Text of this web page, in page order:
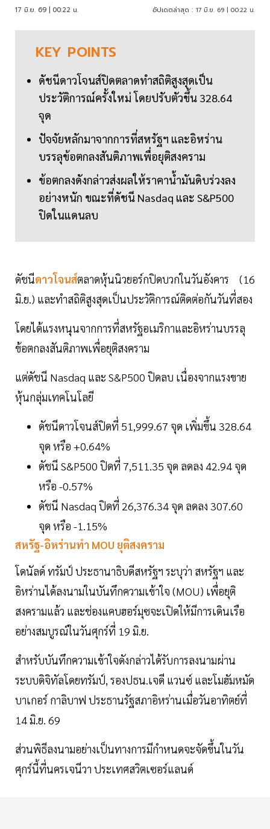
17 มิ.ย. 69 | 00:22 น. อัปเดตล่าสุด : 17 มิ.ย. 69 | 00:22 น.
KEY POINTS
ดัชนีดาวโจนส์ปิดตลาดทำสถิติสูงสุดเป็น
ประวัติการณ์ครั้งใหม่ โดยปรับตัวขึ้น 328.64
จุด
ปัจจัยหลักมาจากการที่สหรัฐฯ และอิหร่าน
บรรลุข้อตกลงสันติภาพเพื่อยุติสงคราม
ข้อตกลงดังกล่าวส่งผลให้ราคาน้ำมันดิบร่วงลง
อย่างหนัก ขณะที่ดัชนี Nasdaq และ S&P500
ปิดในแดนลบ
ดัชนีดาวโจนส์ตลาดหุ้นนิวยอร์กปิดบวกในวันอังคาร (16
มิ.ย.) และทำสถิติสูงสุดเป็นประวัติการณ์ติดต่อกันวันที่สอง
โดยได้แรงหนุนจากการที่สหรัฐอเมริกาและอิหร่านบรรลุ
ข้อตกลงสันติภาพเพื่อยุติสงคราม
แต่ดัชนี Nasdaq และ S&P500 ปิดลบ เนื่องจากแรงขาย
หุ้นกลุ่มเทคโนโลยี
ดัชนีดาวโจนส์ปิดที่ 51,999.67 จุด เพิ่มขึ้น 328.64
จุด หรือ +0.64%
ดัชนี S&P500 ปิดที่ 7,511.35 จุด ลดลง 42.94 จุด
หรือ -0.57%
ดัชนี Nasdaq ปิดที่ 26,376.34 จุด ลดลง 307.60
จุด หรือ -1.15%
สหรัฐ-อิหร่านทำ MOU ยุติสงคราม
โดนัลด์ ทรัมป์ ประธานาธิบดีสหรัฐฯ ระบุว่า สหรัฐฯ และ
อิหร่านได้ลงนามในบันทึกความเข้าใจ (MOU) เพื่อยุติ
สงครามแล้ว และช่องแคบฮอร์มุซจะเปิดให้มีการเดินเรือ
อย่างสมบูรณ์ในวันศุกร์ที่ 19 มิ.ย.
สำหรับบันทึกความเข้าใจดังกล่าวได้รับการลงนามผ่าน
ระบบดิจิทัลโดยทรัมป์, รองปธน.เจดี แวนซ์ และโมฮัมหมัด
บาเกอร์ กาลิบาฟ ประธานรัฐสภาอิหร่านเมื่อวันอาทิตย์ที่
14 มิ.ย. 69
ส่วนพิธีลงนามอย่างเป็นทางการมีกำหนดจะจัดขึ้นในวัน
ศุกร์นี้ที่นครเจนีวา ประเทศสวิตเซอร์แลนด์